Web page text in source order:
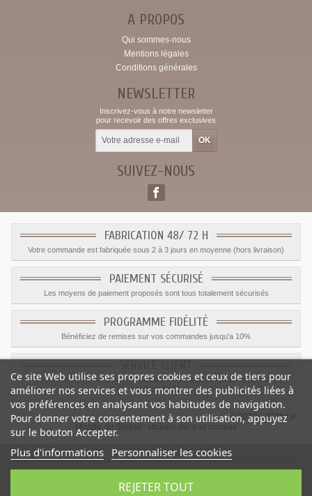
A PROPOS
Qui sommes-nous
Mentions légales
Conditions générales
NEWSLETTER
Inscrivez-vous à notre newsletter
pour recevoir des offres exclusives
SUIVEZ-NOUS
FABRICATION 48/ 72 H
Votre commande est fabriquée sous 2 à 3 jours en moyenne (hors livraison)
PAIEMENT SÉCURISÉ
Les moyens de paiement proposés sont tous totalement sécurisés
PROGRAMME FIDÉLITÉ
Bénéficiez de remises sur vos commandes jusqu'a 10%
Le service client est a votre disposition du lundi au vendredi de 8h à 17h
09.82.28.47.69.
© 2012 - 2026 Le
Monde du Sticker :
stickers déco et muraux
Catégorie: Sticker Drapeaux
Ce site Web utilise ses propres cookies et ceux de tiers pour
améliorer nos services et vous montrer des publicités liées à
vos préférences en analysant vos habitudes de navigation.
Pour donner votre consentement à son utilisation, appuyez
sur le bouton Accepter.
Plus d'informations Personnaliser les cookies
REJETER TOUT